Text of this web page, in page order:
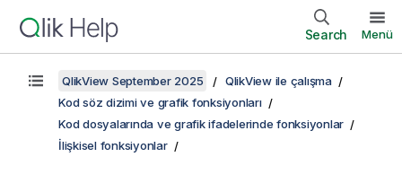
Search Menü
QlikView September 2025
QlikView ile çalışma
Kod söz dizimi ve grafik fonksiyonları
Kod dosyalarında ve grafik ifadelerinde fonksiyonlar
İlişkisel fonksiyonlar